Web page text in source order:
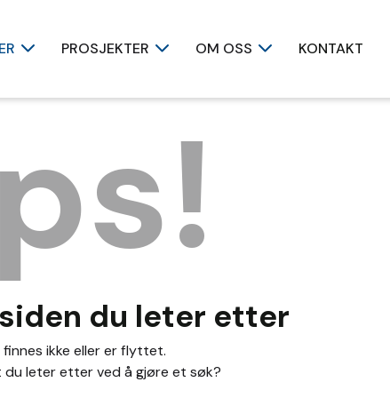
PROSJEKTER OM OSS KONTAKT
du leter etter
finnes ikke eller er flyttet.
du leter etter ved å gjøre et søk?